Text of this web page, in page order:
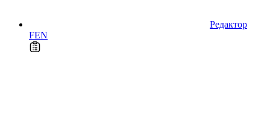
Редактор
FEN